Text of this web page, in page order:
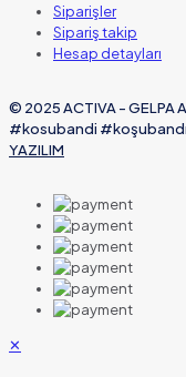
Siparişler
Sipariş takip
Hesap detayları
© 2025 ACTIVA - GELPA
#kosubandi
YAZILIM
✕